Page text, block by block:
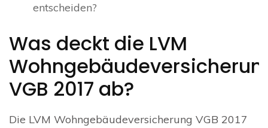
entscheiden?
Was deckt die LVM
VGB 2017 ab?
Die LVM Wohngebäudeversicherung VGB 2017